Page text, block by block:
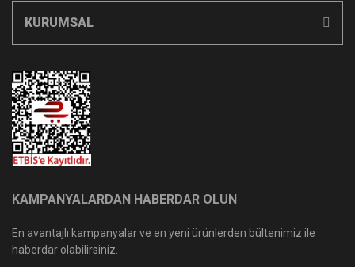
KURUMSAL
KAMPANYALARDAN HABERDAR OLUN
En avantajlı kampanyalar ve en yeni ürünlerden bültenimiz ile
haberdar olabilirsiniz.